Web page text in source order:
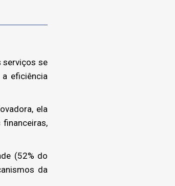
serviços se
eficiência
ela
(52% do
da